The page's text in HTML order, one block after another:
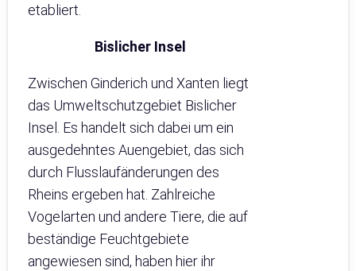
etabliert.
Bislicher Insel
Zwischen Ginderich und Xanten liegt
das Umweltschutzgebiet Bislicher
Insel. Es handelt sich dabei um ein
ausgedehntes Auengebiet, das sich
durch Flusslaufänderungen des
Rheins ergeben hat. Zahlreiche
Vogelarten und andere Tiere, die auf
beständige Feuchtgebiete
angewiesen sind, haben hier ihr